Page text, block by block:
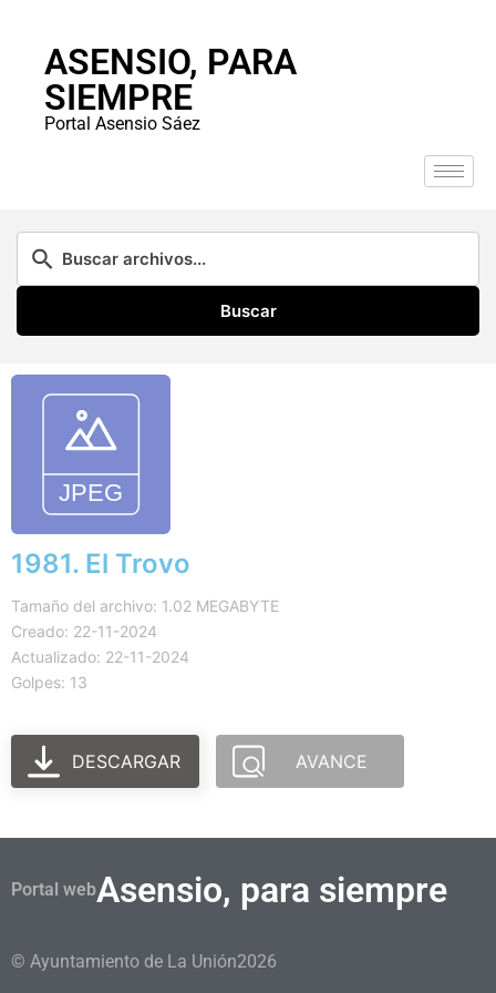
ASENSIO, PARA
SIEMPRE
Portal Asensio Sáez
Buscar
1981. El Trovo
Tamaño del archivo: 1.02 MEGABYTE
Creado: 22-11-2024
Actualizado: 22-11-2024
Golpes: 13
DESCARGAR AVANCE
Portal webAsensio, para siempre
© Ayuntamiento de La Unión2026